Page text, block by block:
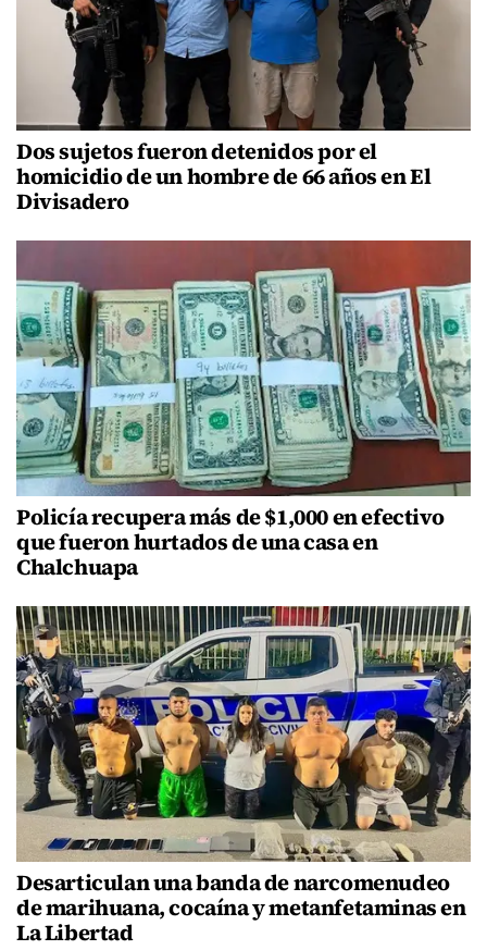
Dos sujetos fueron detenidos por el
homicidio de un hombre de 66 años en El
Divisadero
Policía recupera más de $1,000 en efectivo
que fueron hurtados de una casa en
Chalchuapa
Desarticulan una banda de narcomenudeo
de marihuana, cocaína y metanfetaminas en
La Libertad